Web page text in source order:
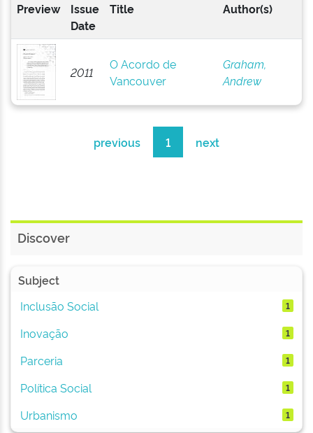
Preview
Issue
Date
Title Author(s)
2011
O Acordo de
Vancouver
Graham,
Andrew
previous 1 next
Discover
Subject
Inclusão Social
1
Inovação 1
Parceria 1
Política Social 1
Urbanismo 1